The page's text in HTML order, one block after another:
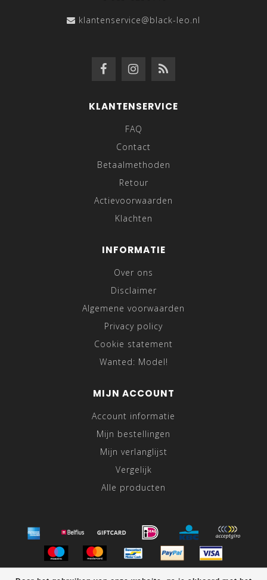
klantenservice@black-leo.nl
KLANTENSERVICE
FAQ
Contact
Betaalmethoden
Retour
Actievoorwaarden
Klachten
INFORMATIE
Over ons
Disclaimer
Algemene voorwaarden
Privacy policy
Cookie statement
Wanted: Model!
MIJN ACCOUNT
Account informatie
Mijn bestellingen
Mijn verlanglijst
Vergelijk
Alle producten